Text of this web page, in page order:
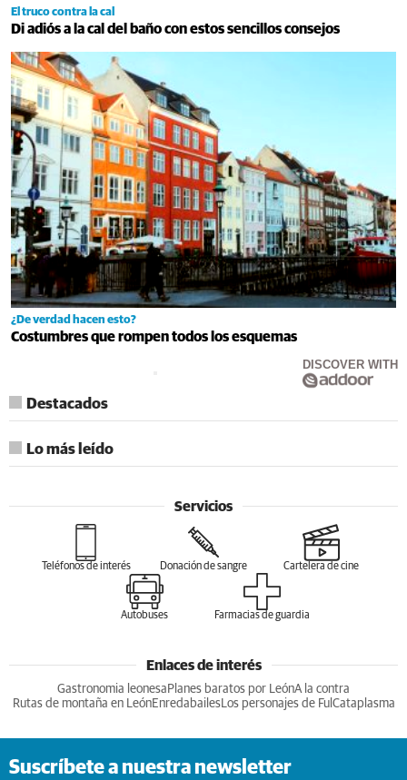
El truco contra la cal
Di adiós a la cal del baño con estos sencillos consejos
¿De verdad hacen esto?
Costumbres que rompen todos los esquemas
DISCOVER WITH
Destacados
Lo más leído
Servicios
Teléfonos de interés Donación de sangre Cartelera de cine
Autobuses Farmacias de guardia
Enlaces de interés
Gastronomia leonesa Planes baratos por LeónA la contra
Rutas de montaña en LeónEnredabailesLos personajes de Ful Cataplasma
Suscríbete a nuestra newsletter